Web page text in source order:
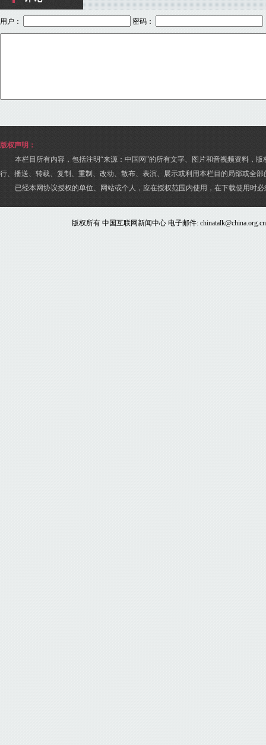
用户： 密码：
版权声明：
本栏目所有内容，包括注明“来源：中国网”的所有文字、图片和音视频资料，
行、播送、转载、复制、重制、改动、散布、表演、展示或利用本栏目的局部或全
已经本网协议授权的单位、网站或个人，应在授权范围内使用，在下载使用时
版权所有 中国互联网新闻中心 电子邮件: